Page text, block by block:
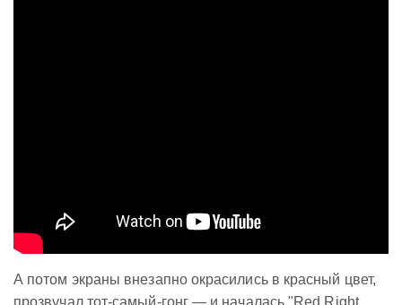
А потом экраны внезапно окрасились в красный цвет,